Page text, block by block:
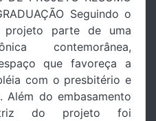
Seguindo o
parte de uma
contemorânea,
que favoreça a
com o presbitério e
Além do embasamento
do projeto foi